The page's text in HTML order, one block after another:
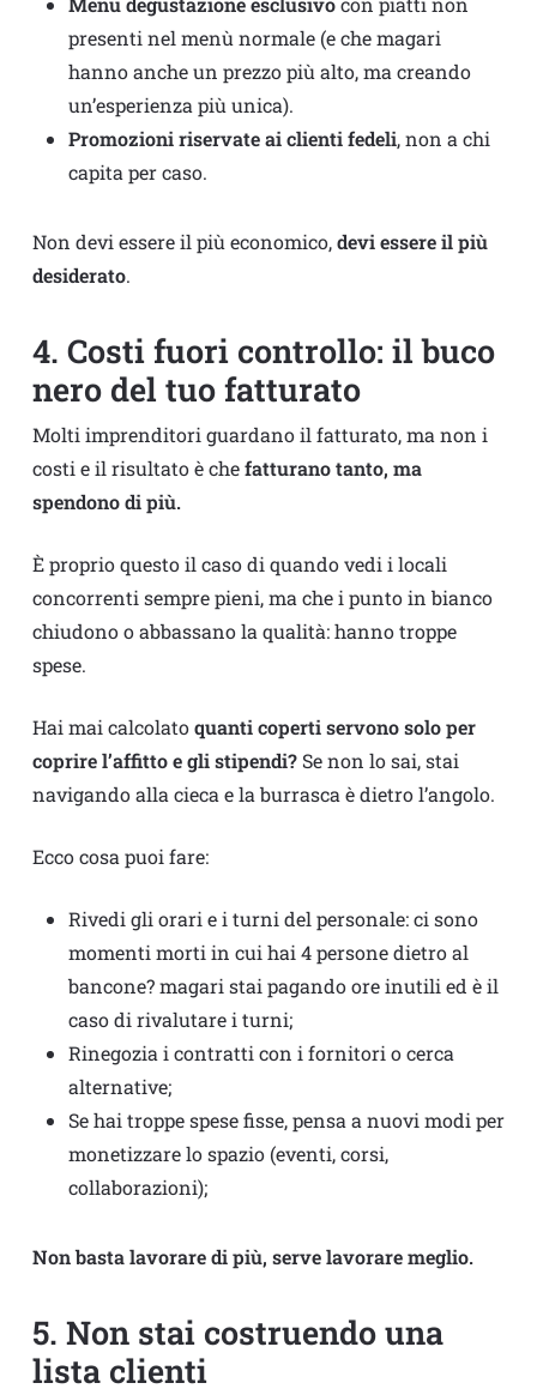
presenti nel menù normale (e che magari
hanno anche un prezzo più alto, ma creando
un’esperienza più unica).
Promozioni riservate ai clienti fedeli, non a chi
capita per caso.
Non devi essere il più economico,devi essere il più
desiderato.
4. Costi fuori controllo: il buco
nero del tuo fatturato
Molti imprenditori guardano il fatturato, ma non i
costi e il risultato è chefatturano tanto, ma
spendono di più.
È proprio questo il caso di quando vedi i locali
concorrenti sempre pieni, ma che i punto in bianco
chiudono o abbassano la qualità: hanno troppe
spese.
Hai mai calcolatoquanti coperti servono solo per
coprire l’affitto e gli stipendi?Se non lo sai, stai
navigando alla cieca e la burrasca è dietro l’angolo.
Ecco cosa puoi fare:
Rivedi gli orari e i turni del personale: ci sono
momenti morti in cui hai 4 persone dietro al
bancone? magari stai pagando ore inutili ed è il
caso di rivalutare i turni;
Rinegozia i contratti con i fornitori o cerca
alternative;
Se hai troppe spese fisse, pensa a nuovi modi per
monetizzare lo spazio (eventi, corsi,
collaborazioni);
Non basta lavorare di più, serve lavorare meglio.
5. Non stai costruendo una
lista clienti